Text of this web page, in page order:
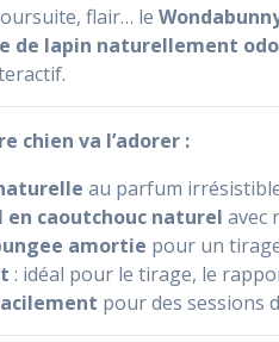
flair… le
de lapin naturellement
chien va l’adorer :
au parfum
en caoutchouc naturel avec
amortie pour un
: idéal pour le tirage, le
pour des sessions